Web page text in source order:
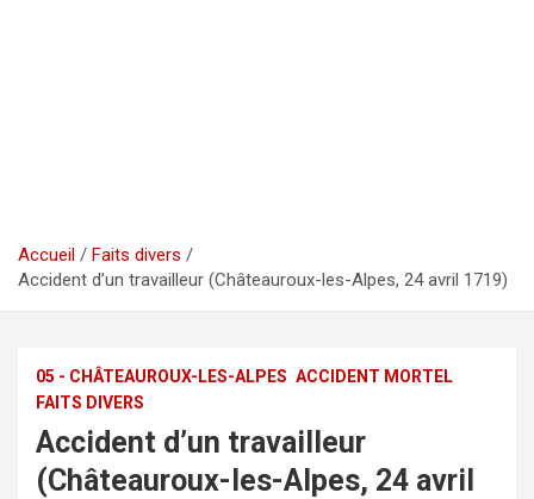
Accueil
Faits divers
Accident d’un travailleur (Châteauroux-les-Alpes, 24 avril 1719)
05 - CHÂTEAUROUX-LES-ALPES ACCIDENT MORTEL
FAITS DIVERS
Accident d’un travailleur
(Châteauroux-les-Alpes, 24 avril